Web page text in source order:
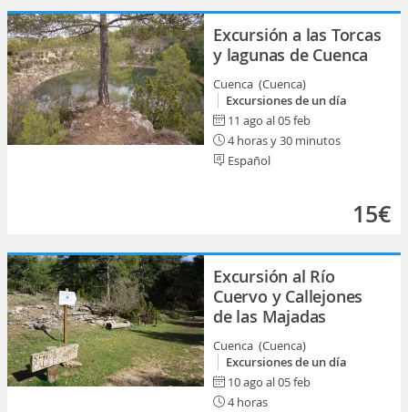
Excursión a las Torcas
y lagunas de Cuenca
Cuenca (Cuenca)
Excursiones de un día
11 ago al 05 feb
4 horas y 30 minutos
Español
15€
Excursión al Río
Cuervo y Callejones
de las Majadas
Cuenca (Cuenca)
Excursiones de un día
10 ago al 05 feb
4 horas